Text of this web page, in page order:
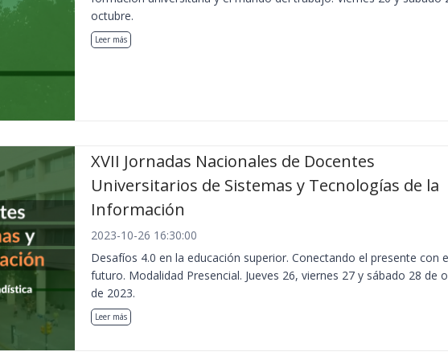
octubre.
Leer más
XVII Jornadas Nacionales de Docentes
Universitarios de Sistemas y Tecnologías de la
Información
2023-10-26 16:30:00
Desafíos 4.0 en la educación superior. Conectando el presente con
futuro. Modalidad Presencial. Jueves 26, viernes 27 y sábado 28 de
de 2023.
Leer más